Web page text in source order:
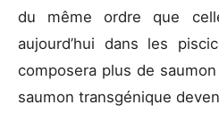
du même ordre que
aujourd’hui dans les
composera plus de
saumon transgénique